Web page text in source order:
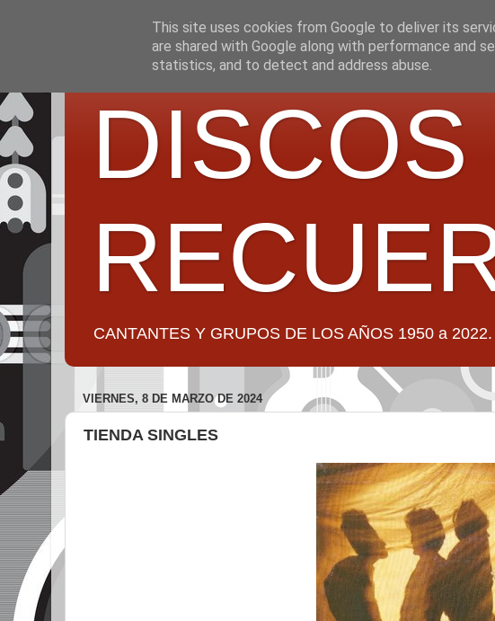
CANTANTES Y GRUPOS DE LOS AÑOS 1950 a
VIERNES, 8 DE MARZO DE 2024
TIENDA SINGLES
This site uses cookies from Google to deliver its
are shared with Google along with performance and
statistics, and to detect and address abuse.